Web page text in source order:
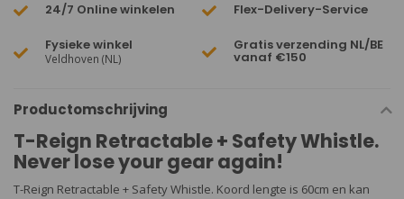
24/7 Online winkelen Flex-Delivery-Service
Fysieke winkel
Veldhoven (NL)
Gratis verzending NL/BE
vanaf €150
Productomschrijving
T-Reign Retractable + Safety Whistle.
Never lose your gear again!
T-Reign Retractable + Safety Whistle. Koord lengte is 60cm en kan